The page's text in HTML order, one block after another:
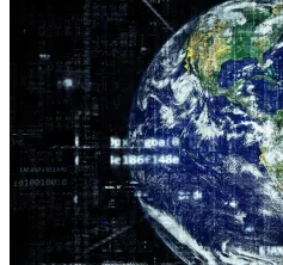
바
꾸
는
이
유
대
형
원